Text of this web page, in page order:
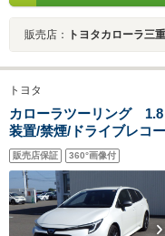
販売店： トヨタカローラ三
トヨタ
カローラツーリング
装置/禁煙/ドライブレコ
販売店保証 360°画像付